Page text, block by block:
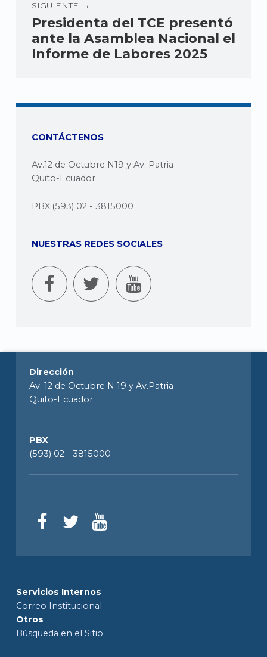
SIGUIENTE
Presidenta del TCE presentó
ante la Asamblea Nacional el
Informe de Labores 2025
CONTÁCTENOS
Av.12 de Octubre N19 y Av. Patria
Quito-Ecuador
PBX:(593) 02 - 3815000
NUESTRAS REDES SOCIALES
Dirección
Av. 12 de Octubre N 19 y Av.Patria
Quito-Ecuador
PBX
(593) 02 - 3815000
Servicios Internos
Correo Institucional
Otros
Búsqueda en el Sitio